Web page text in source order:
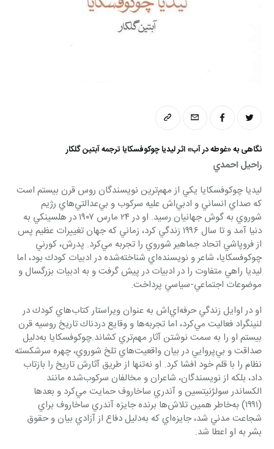
نگاهی به «غوطه در آب» اثر ليديا چوكوفسكايا ترجمه آبتین گلکار
راحيل احمدي
ليديا چوكوفسكايا يكي از مهم‌ترين نويسندگان روس قرن بيستم است
كه صداي انساني و ادبي‌اش عليه سركوب و بي‌عدالتي‌هاي رژيم
شوروي به گوش جهانيان رسيد. او در ۲۴ مارس ۱۹۰۷ در هلسينكي به
دنيا آمد و تا سال ۱۹۹۶ زندگي كرد، زماني كه جهان تغييرات عظيم پس
از فروپاشي اتحاد جماهير شوروي را تجربه مي‌كرد. پدرش، كورني
چوكوفسكايا، شاعر و نويسنده‌اي شناخته‌شده در ادبيات كودك بود، اما
ليديا راهي متفاوت را در ادبيات در پيش گرفت و به ادبيات بزرگسال و
موضوعات اجتماعي-سياسي پرداخت.
او در اوايل زندگي حرفه‌اي‌اش به عنوان ويراستار كتاب‌هاي كودك در
لنينگراد فعاليت مي‌كرد، اما تجربه‌ها و وقايع دردناك تاريخ روسيه قرن
بيستم او را به سمت نوشتن آثار مهم‌تري كشاند.چوكوفسكايا به‌دليل
صداقت و بي‌پروايي در بيان واقعيت‌هاي تلخ شوروي، چهره سرشكسته
نظام را با قلم خود افشا كرد. او نه‌تنها از طريق آثارش تاريخ را بازتاب
داد، بلكه از نويسندگان، شاعران و مخالفان سركوب‌شده مانند
الكساندر سولژنيتسين و آندري ساخاروف حمايت مي‌كرد و بعدها
(۱۹۹۱) به‌خاطر همين تلاش‌ها برنده جايزه آندري ساخاروف براي
شجاعت مدني شد، جايزه‌اي كه به‌دليل دفاع از آزادي بيان و حقوق
بشر به او اعطا شد.